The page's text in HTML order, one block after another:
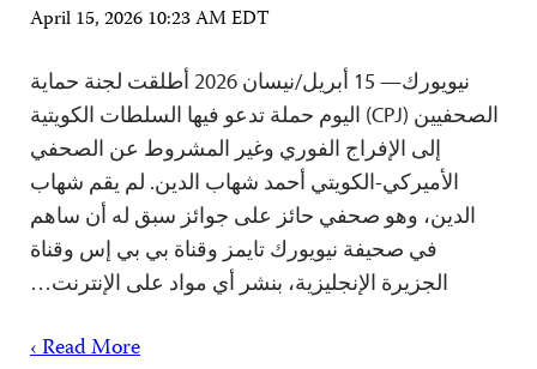
April 15, 2026 10:23 AM EDT
نيويورك— 15 أبريل/نيسان 2026 أطلقت لجنة حماية
الصحفيين (CPJ) اليوم حملة تدعو فيها السلطات الكويتية
إلى الإفراج الفوري وغير المشروط عن الصحفي
الأميركي-الكويتي أحمد شهاب الدين. لم يقم شهاب
الدين، وهو صحفي حائز على جوائز سبق له أن ساهم
في صحيفة نيويورك تايمز وقناة بي بي إس وقناة
الجزيرة الإنجليزية، بنشر أي مواد على الإنترنت…
Read More ›